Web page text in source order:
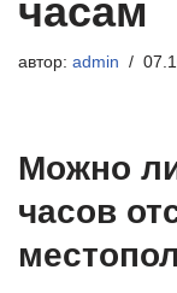
часам
автор: admin
Можно
часов